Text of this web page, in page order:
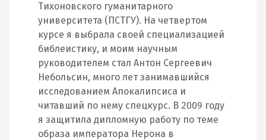
Тихоновского гуманитарного
университета (ПСТГУ). На четвертом
курсе я выбрала своей специализацией
библеистику, и моим научным
руководителем стал Антон Сергеевич
Небольсин, много лет занимавшийся
исследованием Апокалипсиса и
читавший по нему спецкурс. В 2009 году
я защитила дипломную работу по теме
образа императора Нерона в